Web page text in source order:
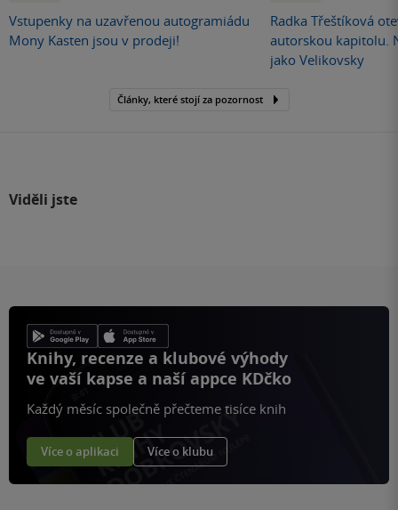
Vstupenky na uzavřenou autogramiádu
Mony Kasten jsou v prodeji!
Radka Třeštíková
autorskou kapitolu.
jako Velikovsky
Články, které stojí za pozornost
Viděli jste
Knihy, recenze a klubové výhody
ve vaší kapse a naší appce KDčko
Každý měsíc společně přečteme tisíce knih
Více o aplikaci Více o klubu